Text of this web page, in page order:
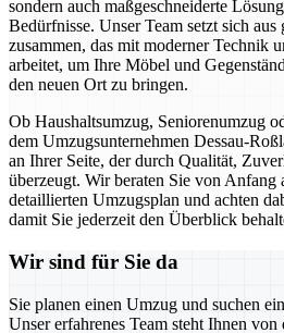
sondern auch maßgeschneiderte
Bedürfnisse. Unser Team setzt sich aus
zusammen, das mit moderner Technik
arbeitet, um Ihre Möbel und
den neuen Ort zu bringen.
Ob Haushaltsumzug, Seniorenumzug
dem Umzugsunternehmen Dessau-
an Ihrer Seite, der durch Qualität,
überzeugt. Wir beraten Sie von Anfang
detaillierten Umzugsplan und achten
damit Sie jederzeit den Überblick
Wir sind für Sie da
Sie planen einen Umzug und suchen
Unser erfahrenes Team steht Ihnen